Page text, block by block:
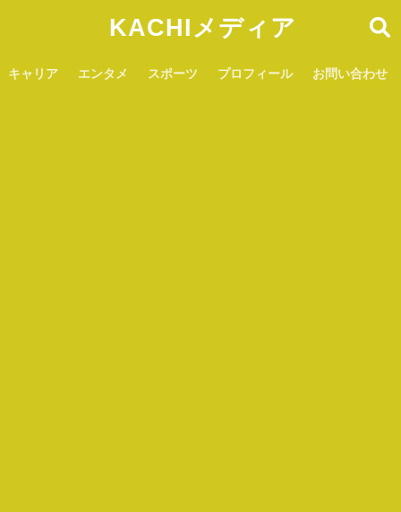
KACHIメディア
キャリア エンタメ スポーツ プロフィール お問い合わせ